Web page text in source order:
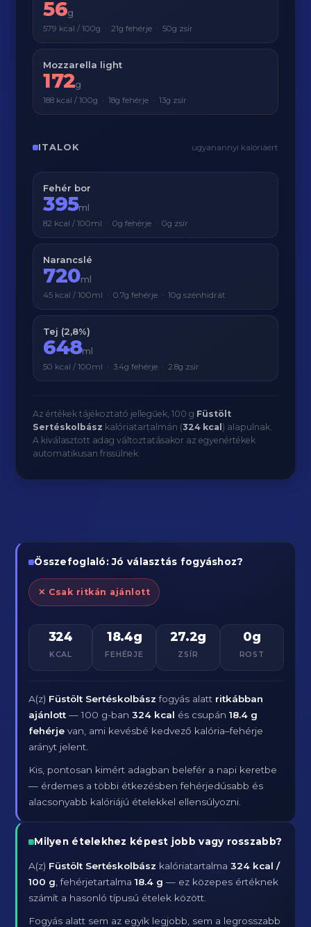
56g
579 kcal / 100g · 21g fehérje · 50g zsír
Mozzarella light
172g
188 kcal / 100g · 18g fehérje · 13g zsír
ITALOK ugyanannyi kalóriáért
Fehér bor
395ml
82 kcal / 100ml · 0g fehérje · 0g zsír
Narancslé
720ml
45 kcal / 100ml · 0.7g fehérje · 10g szénhidrát
Tej (2,8%)
648ml
50 kcal / 100ml · 3.4g fehérje · 2.8g zsír
Az értékek tájékoztató jellegűek, 100 g Füstölt
Sertéskolbász kalóriatartalmán (324 kcal ) alapulnak.
A kiválasztott adag változtatásakor az egyenértékek
automatikusan frissülnek.
Összefoglaló: Jó választás fogyáshoz?
✕ Csak ritkán ajánlott
324
KCAL
18.4g
FEHÉRJE
27.2g
ZSÍR
0g
ROST
A(z) Füstölt Sertéskolbász fogyás alatt ritkábban
ajánlott — 100 g-ban324 kcal és csupán18.4 g
fehérje van, ami kevésbé kedvező kalória–fehérje
arányt jelent.
Kis, pontosan kimért adagban belefér a napi keretbe
— érdemes a többi étkezésben fehérjedúsabb és
alacsonyabb kalóriájú ételekkel ellensúlyozni.
Milyen ételekhez képest jobb vagy rosszabb?
A(z) Füstölt Sertéskolbász kalóriatartalma324 kcal /
100 g , fehérjetartalma18.4 g — ez közepes értéknek
számít a hasonló típusú ételek között.
Fogyás alatt sem az egyik legjobb, sem a legrosszabb